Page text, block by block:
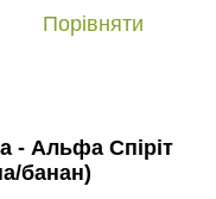
Порівняти
- Альфа Спіріт
банан)